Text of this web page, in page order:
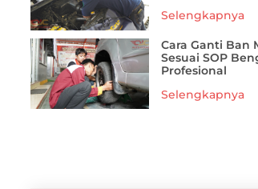
Selengkapnya
Cara Ganti Ban
Sesuai SOP
Profesional
Selengkapnya